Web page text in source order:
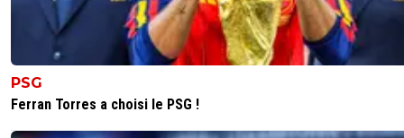
PSG
Ferran Torres a choisi le PSG !